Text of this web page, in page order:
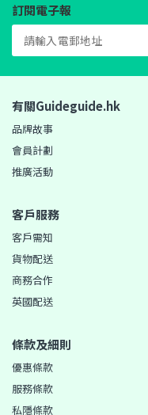
訂閱電子報
有關Guideguide.hk
品牌故事
會員計劃
推廣活動
客戶服務
客戶需知
貨物配送
商務合作
英國配送
條款及細則
優惠條款
服務條款
私隱條款